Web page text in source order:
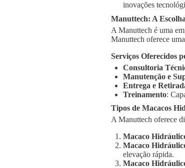
inovações
Manuttech: A
A Manuttech é uma
Manuttech oferece
Serviços Oferecidos
Consultoria
Manutenção e
Entrega e
Treinamento:
Tipos de Macacos
A Manuttech oferece
Macaco
Macaco
elevação rápida.
Macaco